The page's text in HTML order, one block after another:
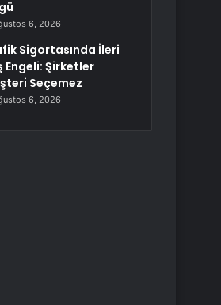
6, 2026
Sigortasında İleri
Engeli: Şirketler
Seçemez
6, 2026